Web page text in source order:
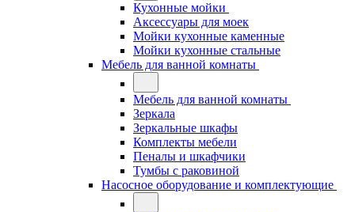
Кухонные мойки
Аксессуары для моек
Мойки кухонные каменные
Мойки кухонные стальные
Мебель для ванной комнаты
Мебель для ванной комнаты
Зеркала
Зеркальные шкафы
Комплекты мебели
Пеналы и шкафчики
Тумбы с раковиной
Насосное оборудование и комплектующие